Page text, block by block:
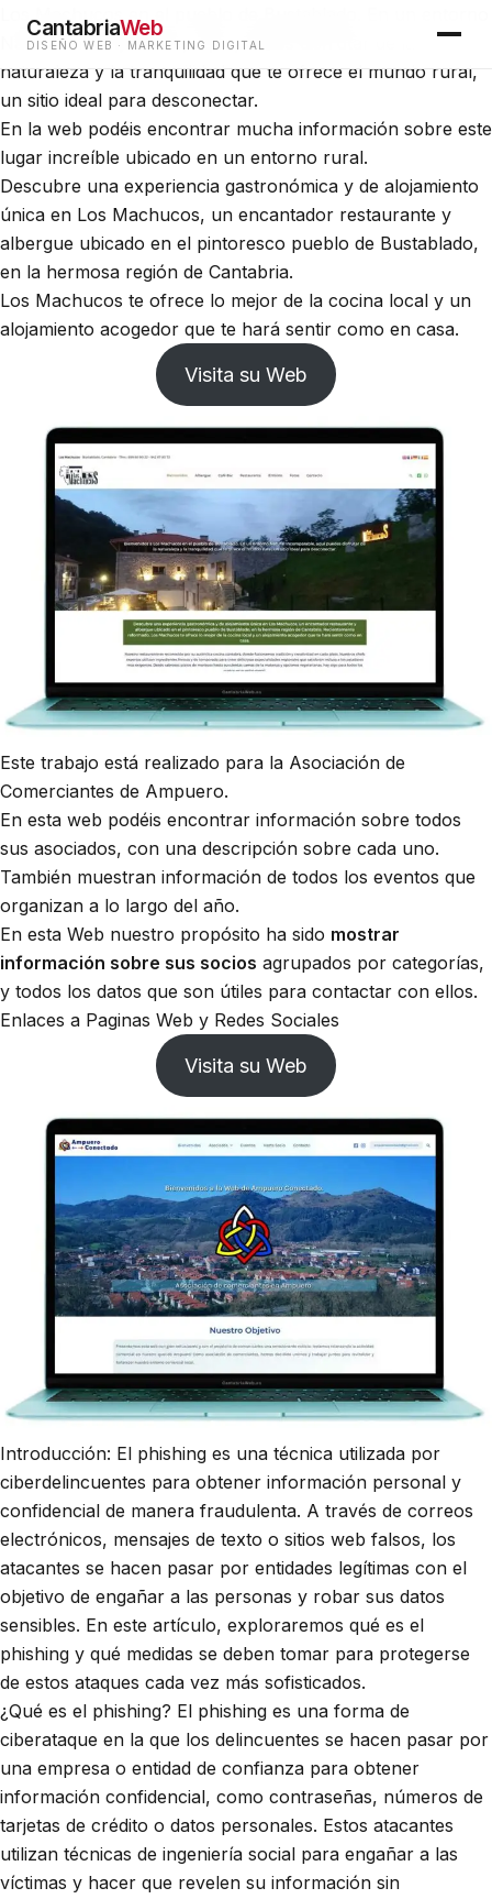
CantabriaWeb
DISEÑO WEB · MARKETING DIGITAL
Los Machucos en el pueblo de Bustablado. En un entorno
Natural incomparable, aquí puedes disfrutar de la
naturaleza y la tranquilidad que te ofrece el mundo rural,
un sitio ideal para desconectar.
En la web podéis encontrar mucha información sobre este
lugar increíble ubicado en un entorno rural.
Descubre una experiencia gastronómica y de alojamiento
única en Los Machucos, un encantador restaurante y
albergue ubicado en el pintoresco pueblo de Bustablado,
en la hermosa región de Cantabria.
Los Machucos te ofrece lo mejor de la cocina local y un
alojamiento acogedor que te hará sentir como en casa.
Visita su Web
Este trabajo está realizado para la Asociación de
Comerciantes de Ampuero.
En esta web podéis encontrar información sobre todos
sus asociados, con una descripción sobre cada uno.
También muestran información de todos los eventos que
organizan a lo largo del año.
En esta Web nuestro propósito ha sido mostrar
información sobre sus socios agrupados por categorías,
y todos los datos que son útiles para contactar con ellos.
Enlaces a Paginas Web y Redes Sociales
Visita su Web
Introducción: El phishing es una técnica utilizada por
ciberdelincuentes para obtener información personal y
confidencial de manera fraudulenta. A través de correos
electrónicos, mensajes de texto o sitios web falsos, los
atacantes se hacen pasar por entidades legítimas con el
objetivo de engañar a las personas y robar sus datos
sensibles. En este artículo, exploraremos qué es el
phishing y qué medidas se deben tomar para protegerse
de estos ataques cada vez más sofisticados.
¿Qué es el phishing? El phishing es una forma de
ciberataque en la que los delincuentes se hacen pasar por
una empresa o entidad de confianza para obtener
información confidencial, como contraseñas, números de
tarjetas de crédito o datos personales. Estos atacantes
utilizan técnicas de ingeniería social para engañar a las
víctimas y hacer que revelen su información sin